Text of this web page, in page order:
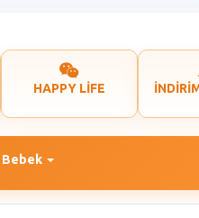
HAPPY LİFE
Bebek